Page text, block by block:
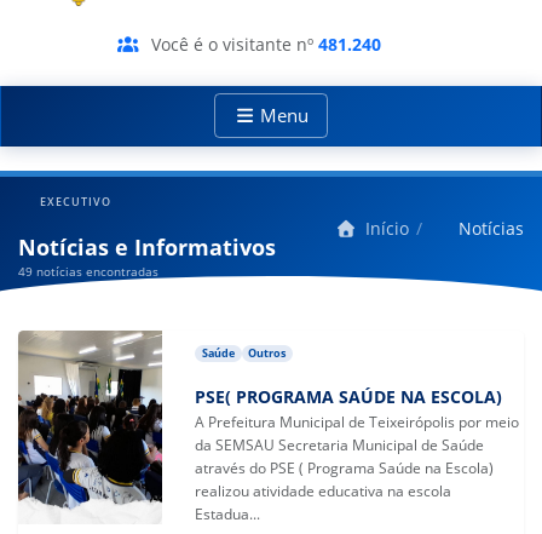
Você é o visitante nº 481.240
Menu
EXECUTIVO
Notícias e Informativos
49 notícias encontradas
Início Notícias
Saúde Outros
PSE( PROGRAMA SAÚDE NA ESCOLA)
A Prefeitura Municipal de Teixeirópolis por meio
da SEMSAU Secretaria Municipal de Saúde
através do PSE ( Programa Saúde na Escola)
realizou atividade educativa na escola
Estadua...